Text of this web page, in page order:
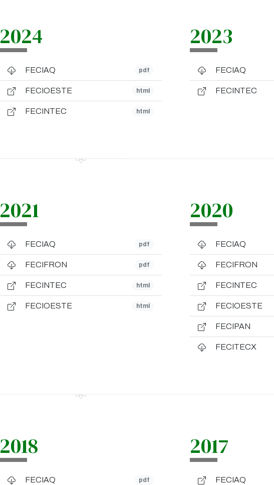
2024
FECIAQ pdf
FECIOESTE html
FECINTEC html
2023
FECIAQ
FECINTEC
2021
FECIAQ pdf
FECIFRON pdf
FECINTEC html
FECIOESTE html
2020
FECIAQ
FECIFRON
FECINTEC
FECIOESTE
FECIPAN
FECITECX
2018
FECIAQ pdf
2017
FECIAQ